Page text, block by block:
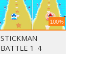
100%
STICKMAN
BATTLE 1-4